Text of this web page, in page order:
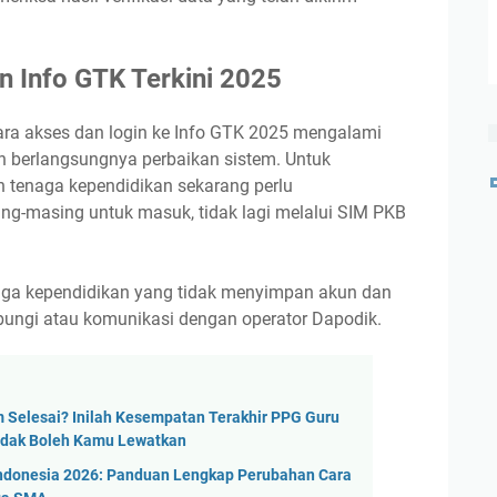
Info GTK Terkini 2025
akses dan login ke Info GTK 2025 mengalami
perbaikan sistem. Untuk
tenaga kependidikan sekarang perlu
masing untuk masuk, tidak lagi melalui SIM PKB
kependidikan yang tidak menyimpan akun dan
atau komunikasi dengan operator Dapodik.
Inilah Kesempatan Terakhir PPG Guru
Boleh Kamu Lewatkan
2026: Panduan Lengkap Perubahan Cara